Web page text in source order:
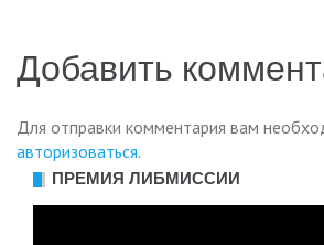
Добавить
Для отправки комментария вам
авторизоваться.
ПРЕМИЯ ЛИБМИССИИ